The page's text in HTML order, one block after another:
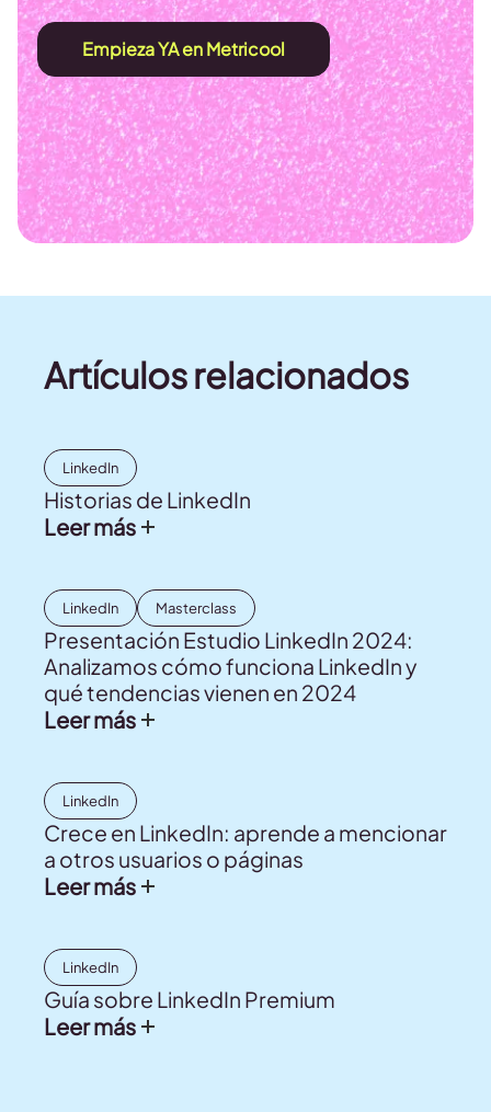
Empieza YA en Metricool
Artículos relacionados
LinkedIn
Historias de LinkedIn
Leer más
LinkedIn Masterclass
Presentación Estudio LinkedIn 2024:
Analizamos cómo funciona LinkedIn y
qué tendencias vienen en 2024
Leer más
LinkedIn
Crece en LinkedIn: aprende a mencionar
a otros usuarios o páginas
Leer más
LinkedIn
Guía sobre LinkedIn Premium
Leer más